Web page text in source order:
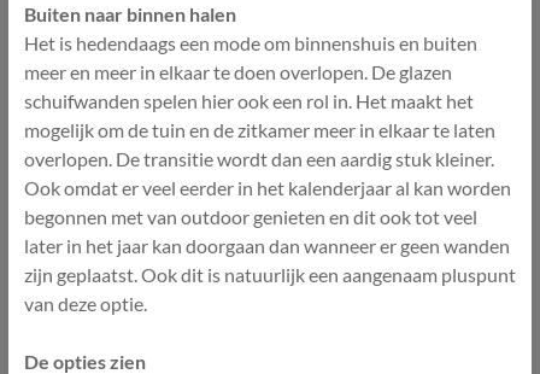
Buiten naar binnen halen
Het is hedendaags een mode om binnenshuis en buiten
meer en meer in elkaar te doen overlopen. De glazen
schuifwanden spelen hier ook een rol in. Het maakt het
mogelijk om de tuin en de zitkamer meer in elkaar te laten
overlopen. De transitie wordt dan een aardig stuk kleiner.
Ook omdat er veel eerder in het kalenderjaar al kan worden
begonnen met van outdoor genieten en dit ook tot veel
later in het jaar kan doorgaan dan wanneer er geen wanden
zijn geplaatst. Ook dit is natuurlijk een aangenaam pluspunt
van deze optie.
De opties zien